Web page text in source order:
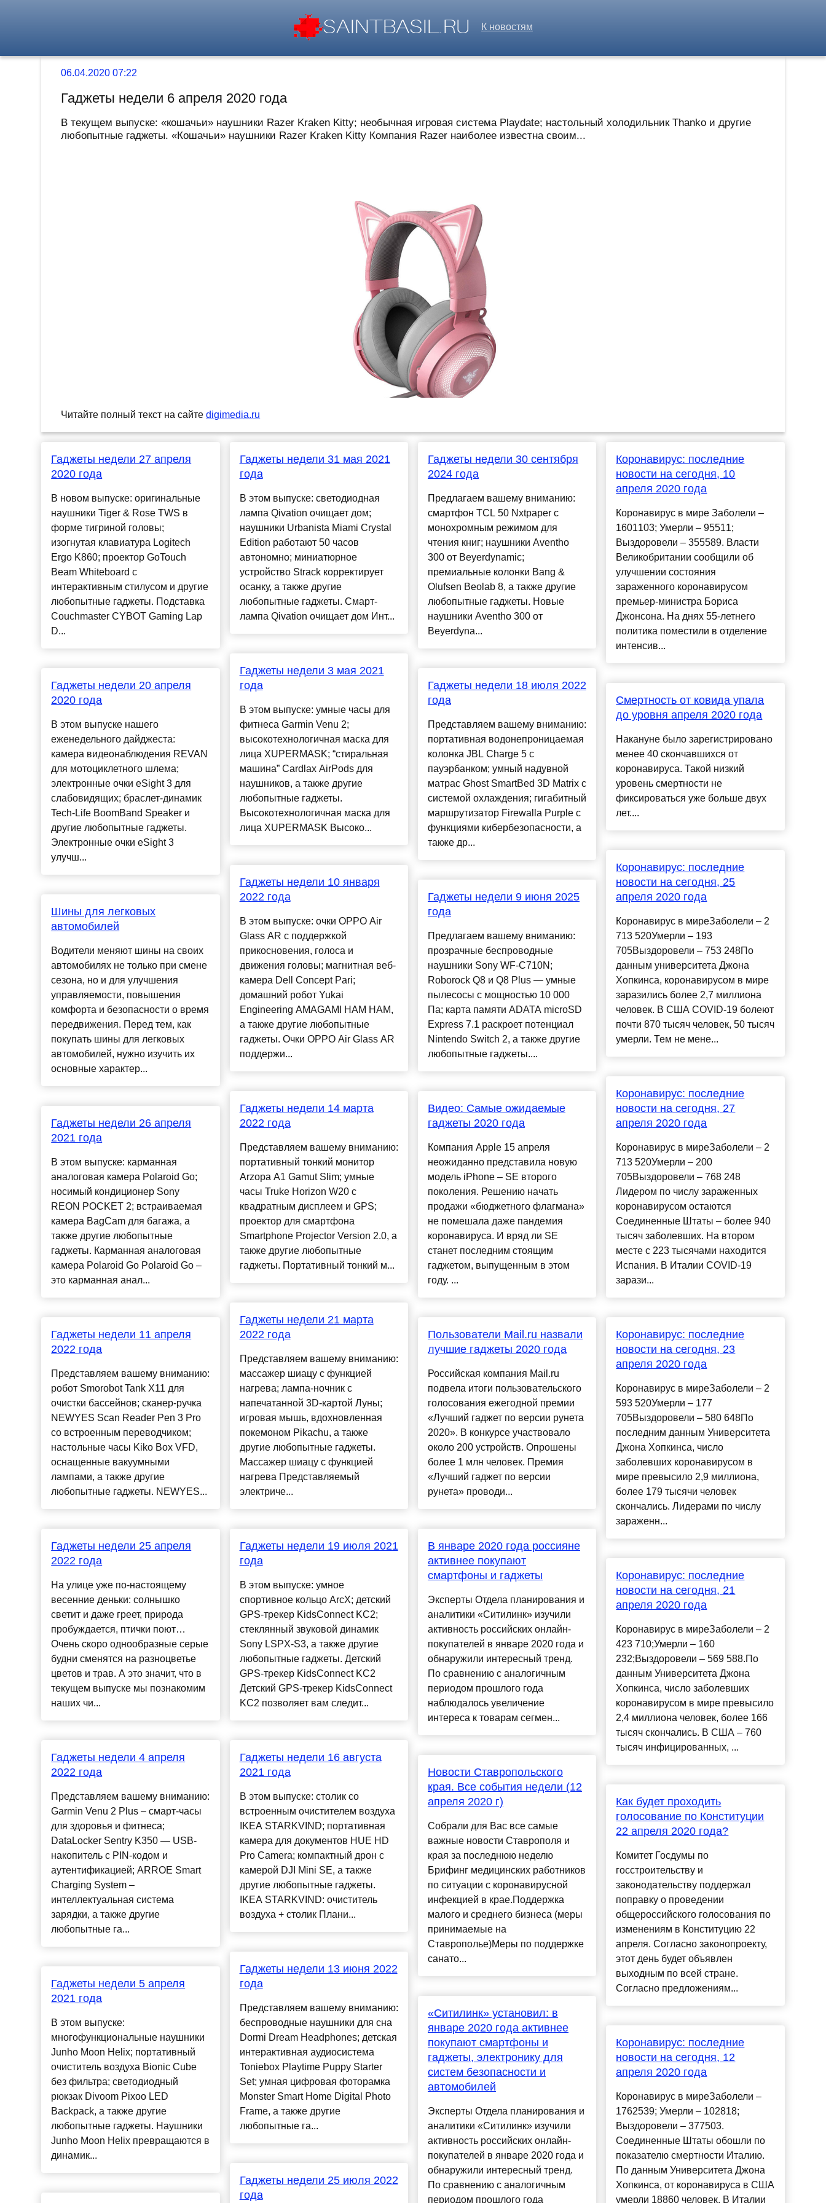
К новостям
06.04.2020 07:22
Гаджеты недели 6 апреля 2020 года
В текущем выпуске: «кошачьи» наушники Razer Kraken Kitty; необычная игровая система Playdate; настольный холодильник Thanko и другие
любопытные гаджеты. «Кошачьи» наушники Razer Kraken Kitty Компания Razer наиболее известна своим...
Читайте полный текст на сайтеdigimedia.ru
Гаджеты недели 27 апреля
2020 года
В новом выпуске: оригинальные
наушники Tiger & Rose TWS в
форме тигриной головы;
изогнутая клавиатура Logitech
Ergo K860; проектор GoTouch
Beam Whiteboard с
интерактивным стилусом и другие
любопытные гаджеты. Подставка
Couchmaster CYBOT Gaming Lap
D...
Гаджеты недели 20 апреля
2020 года
В этом выпуске нашего
еженедельного дайджеста:
камера видеонаблюдения REVAN
для мотоциклетного шлема;
электронные очки eSight 3 для
слабовидящих; браслет-динамик
Tech-Life BoomBand Speaker и
другие любопытные гаджеты.
Электронные очки eSight 3
улучш...
Шины для легковых
автомобилей
Водители меняют шины на своих
автомобилях не только при смене
сезона, но и для улучшения
управляемости, повышения
комфорта и безопасности о время
передвижения. Перед тем, как
покупать шины для легковых
автомобилей, нужно изучить их
основные характер...
Гаджеты недели 26 апреля
2021 года
В этом выпуске: карманная
аналоговая камера Polaroid Go;
носимый кондиционер Sony
REON POCKET 2; встраиваемая
камера BagCam для багажа, а
также другие любопытные
гаджеты. Карманная аналоговая
камера Polaroid Go Polaroid Go –
это карманная анал...
Гаджеты недели 11 апреля
2022 года
Представляем вашему вниманию:
робот Smorobot Tank X11 для
очистки бассейнов; сканер-ручка
NEWYES Scan Reader Pen 3 Pro
со встроенным переводчиком;
настольные часы Kiko Box VFD,
оснащенные вакуумными
лампами, а также другие
любопытные гаджеты. NEWYES...
Гаджеты недели 25 апреля
2022 года
На улице уже по-настоящему
весенние деньки: солнышко
светит и даже греет, природа
пробуждается, птички поют…
Очень скоро однообразные серые
будни сменятся на разноцветье
цветов и трав. А это значит, что в
текущем выпуске мы познакомим
наших чи...
Гаджеты недели 4 апреля
2022 года
Представляем вашему вниманию:
Garmin Venu 2 Plus – смарт-часы
для здоровья и фитнеса;
DataLocker Sentry K350 — USB-
накопитель с PIN-кодом и
аутентификацией; ARROE Smart
Charging System –
интеллектуальная система
зарядки, а также другие
любопытные га...
Гаджеты недели 5 апреля
2021 года
В этом выпуске:
многофункциональные наушники
Junho Moon Helix; портативный
очиститель воздуха Bionic Cube
без фильтра; светодиодный
рюкзак Divoom Pixoo LED
Backpack, а также другие
любопытные гаджеты. Наушники
Junho Moon Helix превращаются в
динамик...
Гаджеты недели 31 мая 2021
года
В этом выпуске: светодиодная
лампа Qivation очищает дом;
наушники Urbanista Miami Crystal
Edition работают 50 часов
автономно; миниатюрное
устройство Strack корректирует
осанку, а также другие
любопытные гаджеты. Смарт-
лампа Qivation очищает дом Инт...
Гаджеты недели 3 мая 2021
года
В этом выпуске: умные часы для
фитнеса Garmin Venu 2;
высокотехнологичная маска для
лица XUPERMASK; “стиральная
машина” Cardlax AirPods для
наушников, а также другие
любопытные гаджеты.
Высокотехнологичная маска для
лица XUPERMASK Высоко...
Гаджеты недели 10 января
2022 года
В этом выпуске: очки OPPO Air
Glass AR с поддержкой
прикосновения, голоса и
движения головы; магнитная веб-
камера Dell Concept Pari;
домашний робот Yukai
Engineering AMAGAMI HAM HAM,
а также другие любопытные
гаджеты. Очки OPPO Air Glass AR
поддержи...
Гаджеты недели 14 марта
2022 года
Представляем вашему вниманию:
портативный тонкий монитор
Arzopa A1 Gamut Slim; умные
часы Truke Horizon W20 с
квадратным дисплеем и GPS;
проектор для смартфона
Smartphone Projector Version 2.0, а
также другие любопытные
гаджеты. Портативный тонкий м...
Гаджеты недели 21 марта
2022 года
Представляем вашему вниманию:
массажер шиацу с функцией
нагрева; лампа-ночник с
напечатанной 3D-картой Луны;
игровая мышь, вдохновленная
покемоном Pikachu, а также
другие любопытные гаджеты.
Массажер шиацу с функцией
нагрева Представляемый
электриче...
Гаджеты недели 19 июля 2021
года
В этом выпуске: умное
спортивное кольцо ArcX; детский
GPS-трекер KidsConnect KC2;
стеклянный звуковой динамик
Sony LSPX-S3, а также другие
любопытные гаджеты. Детский
GPS-трекер KidsConnect KC2
Детский GPS-трекер KidsConnect
KC2 позволяет вам следит...
Гаджеты недели 16 августа
2021 года
В этом выпуске: столик со
встроенным очистителем воздуха
IKEA STARKVIND; портативная
камера для документов HUE HD
Pro Camera; компактный дрон с
камерой DJI Mini SE, а также
другие любопытные гаджеты.
IKEA STARKVIND: очиститель
воздуха + столик Плани...
Гаджеты недели 13 июня 2022
года
Представляем вашему вниманию:
беспроводные наушники для сна
Dormi Dream Headphones; детская
интерактивная аудиосистема
Toniebox Playtime Puppy Starter
Set; умная цифровая фоторамка
Monster Smart Home Digital Photo
Frame, а также другие
любопытные га...
Гаджеты недели 25 июля 2022
года
Гаджеты недели 30 сентября
2024 года
Предлагаем вашему вниманию:
смартфон TCL 50 Nxtpaper с
монохромным режимом для
чтения книг; наушники Aventho
300 от Beyerdynamic;
премиальные колонки Bang &
Olufsen Beolab 8, а также другие
любопытные гаджеты. Новые
наушники Aventho 300 от
Beyerdyna...
Гаджеты недели 18 июля 2022
года
Представляем вашему вниманию:
портативная водонепроницаемая
колонка JBL Charge 5 с
пауэрбанком; умный надувной
матрас Ghost SmartBed 3D Matrix с
системой охлаждения; гигабитный
маршрутизатор Firewalla Purple с
функциями кибербезопасности, а
также др...
Гаджеты недели 9 июня 2025
года
Предлагаем вашему вниманию:
прозрачные беспроводные
наушники Sony WF-C710N;
Roborock Q8 и Q8 Plus — умные
пылесосы с мощностью 10 000
Па; карта памяти ADATA microSD
Express 7.1 раскроет потенциал
Nintendo Switch 2, а также другие
любопытные гаджеты....
Видео: Самые ожидаемые
гаджеты 2020 года
Компания Apple 15 апреля
неожиданно представила новую
модель iPhone – SE второго
поколения. Решению начать
продажи «бюджетного флагмана»
не помешала даже пандемия
коронавируса. И вряд ли SE
станет последним стоящим
гаджетом, выпущенным в этом
году. ...
Пользователи Mail.ru назвали
лучшие гаджеты 2020 года
Российская компания Mail.ru
подвела итоги пользовательского
голосования ежегодной премии
«Лучший гаджет по версии рунета
2020». В конкурсе участвовало
около 200 устройств. Опрошены
более 1 млн человек. Премия
«Лучший гаджет по версии
рунета» проводи...
В январе 2020 года россияне
активнее покупают
смартфоны и гаджеты
Эксперты Отдела планирования и
аналитики «Ситилинк» изучили
активность российских онлайн-
покупателей в январе 2020 года и
обнаружили интересный тренд.
По сравнению с аналогичным
периодом прошлого года
наблюдалось увеличение
интереса к товарам сегмен...
Новости Ставропольского
края. Все события недели (12
апреля 2020 г)
Собрали для Вас все самые
важные новости Ставрополя и
края за последнюю неделю
Брифинг медицинских работников
по ситуации с коронавирусной
инфекцией в крае.Поддержка
малого и среднего бизнеса (меры
принимаемые на
Ставрополье)Меры по поддержке
санато...
«Ситилинк» установил: в
январе 2020 года активнее
покупают смартфоны и
гаджеты, электронику для
систем безопасности и
автомобилей
Эксперты Отдела планирования и
аналитики «Ситилинк» изучили
активность российских онлайн-
покупателей в январе 2020 года и
обнаружили интересный тренд.
По сравнению с аналогичным
периодом прошлого года
Коронавирус: последние
новости на сегодня, 10
апреля 2020 года
Коронавирус в мире Заболели –
1601103; Умерли – 95511;
Выздоровели – 355589. Власти
Великобритании сообщили об
улучшении состояния
зараженного коронавирусом
премьер-министра Бориса
Джонсона. На днях 55-летнего
политика поместили в отделение
интенсив...
Смертность от ковида упала
до уровня апреля 2020 года
Накануне было зарегистрировано
менее 40 скончавшихся от
коронавируса. Такой низкий
уровень смертности не
фиксироваться уже больше двух
лет....
Коронавирус: последние
новости на сегодня, 25
апреля 2020 года
Коронавирус в миреЗаболели – 2
713 520Умерли – 193
705Выздоровели – 753 248По
данным университета Джона
Хопкинса, коронавирусом в мире
заразились более 2,7 миллиона
человек. В США COVID-19 болеют
почти 870 тысяч человек, 50 тысяч
умерли. Тем не мене...
Коронавирус: последние
новости на сегодня, 27
апреля 2020 года
Коронавирус в миреЗаболели – 2
713 520Умерли – 200
705Выздоровели – 768 248
Лидером по числу зараженных
коронавирусом остаются
Соединенные Штаты – более 940
тысяч заболевших. На втором
месте с 223 тысячами находится
Испания. В Италии COVID-19
зарази...
Коронавирус: последние
новости на сегодня, 23
апреля 2020 года
Коронавирус в миреЗаболели – 2
593 520Умерли – 177
705Выздоровели – 580 648По
последним данным Университета
Джона Хопкинса, число
заболевших коронавирусом в
мире превысило 2,9 миллиона,
более 179 тысячи человек
скончались. Лидерами по числу
зараженн...
Коронавирус: последние
новости на сегодня, 21
апреля 2020 года
Коронавирус в миреЗаболели – 2
423 710;Умерли – 160
232;Выздоровели – 569 588.По
данным Университета Джона
Хопкинса, число заболевших
коронавирусом в мире превысило
2,4 миллиона человек, более 166
тысяч скончались. В США – 760
тысяч инфицированных, ...
Как будет проходить
голосование по Конституции
22 апреля 2020 года?
Комитет Госдумы по
госстроительству и
законодательству поддержал
поправку о проведении
общероссийского голосования по
изменениям в Конституцию 22
апреля. Согласно законопроекту,
этот день будет объявлен
выходным по всей стране.
Согласно предложениям...
Коронавирус: последние
новости на сегодня, 12
апреля 2020 года
Коронавирус в миреЗаболели –
1762539; Умерли – 102818;
Выздоровели – 377503.
Соединенные Штаты обошли по
показателю смертности Италию.
По данным Университета Джона
Хопкинса, от коронавируса в США
умерли 18860 человек. В Италии